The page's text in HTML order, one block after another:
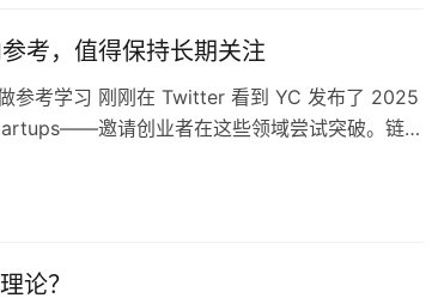
考，值得保持长期关注
参考学习 刚刚在 Twitter 看到 YC 发布了 2025
邀请创业者在这些领域尝试突破。链接
论？